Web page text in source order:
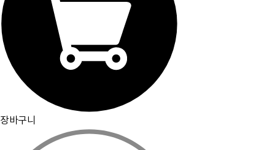
장바구니
PC화면으로 보기